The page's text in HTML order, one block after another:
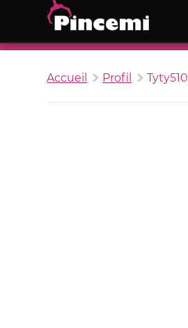
Accueil Profil Tyty510